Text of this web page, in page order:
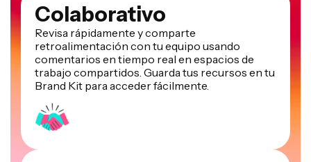
Colaborativo
Revisa rápidamente y comparte
retroalimentación con tu equipo usando
comentarios en tiempo real en espacios de
trabajo compartidos. Guarda tus recursos en tu
Brand Kit para acceder fácilmente.